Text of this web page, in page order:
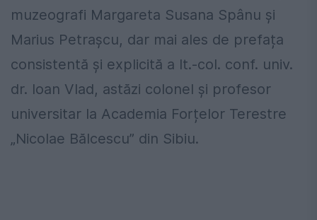
muzeografi Margareta Susana Spânu și
Marius Petrașcu, dar mai ales de prefața
consistentă și explicită a lt.-col. conf. univ.
dr. Ioan Vlad, astăzi colonel și profesor
universitar la Academia Forțelor Terestre
„Nicolae Bălcescu” din Sibiu.